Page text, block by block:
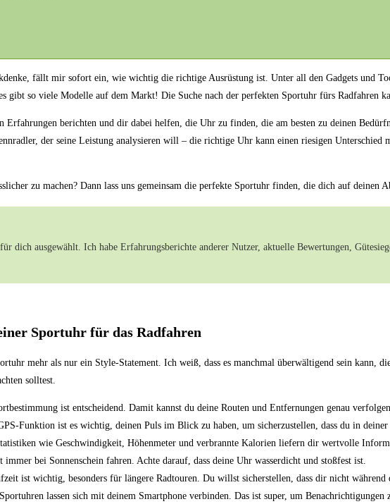
fällt mir sofort ein, wie wichtig die richtige Ausrüstung ist. Unter all den Gadgets und
gibt so viele Modelle auf dem Markt! Die Suche nach der perfekten Sportuhr fürs Radfahren
berichten und ⁣dir ‌dabei helfen, die ‌Uhr⁤ zu finden, die am besten zu deinen
der seine Leistung‍ analysieren will – die richtige Uhr kann einen riesigen
zu machen? Dann lass uns gemeinsam die perfekte Sportuhr finden,⁤ die dich auf deinen
dich ausgewählt. Ich habe Erfahrungsberichte anderer Nutzer,​ aktuelle Bewertungen,
Sportuhr für das Radfahren
mehr als ‍nur⁤ ein Style-Statement. Ich ⁢weiß, dass es manchmal überwältigend sein
solltest.
ist⁣ entscheidend. Damit kannst du deine Routen und Entfernungen genau
Funktion ist es wichtig, deinen Puls im Blick zu haben, ‌um sicherzustellen, dass du in
wie Geschwindigkeit, Höhenmeter⁣ und verbrannte Kalorien⁣ liefern dir wertvolle
bei Sonnenschein fahren. Achte darauf, dass deine Uhr wasserdicht und stoßfest ist.
ist wichtig, besonders für längere Radtouren. Du willst sicherstellen, dass dir nicht während
lassen‍ sich mit deinem Smartphone verbinden. Das ist super, um Benachrichtigungen‍